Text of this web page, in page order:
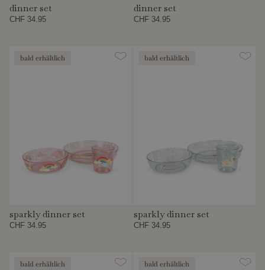
dinner set
CHF 34.95
dinner set
CHF 34.95
bald erhältlich
sparkly dinner set
CHF 34.95
bald erhältlich
sparkly dinner set
CHF 34.95
bald erhältlich bald erhältlich